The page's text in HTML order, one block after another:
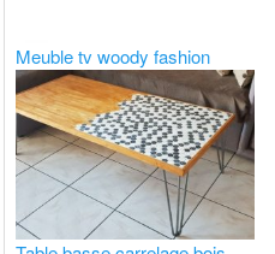
Meuble tv woody fashion